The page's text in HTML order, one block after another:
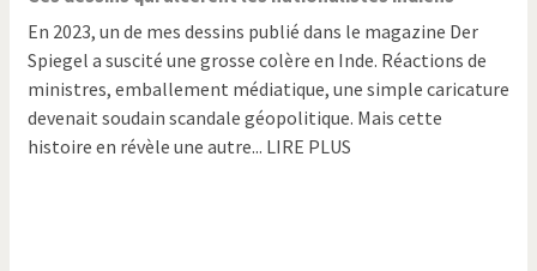
En 2023, un de mes dessins publié dans le magazine Der
Spiegel a suscité une grosse colère en Inde. Réactions de
ministres, emballement médiatique, une simple caricature
devenait soudain scandale géopolitique. Mais cette
histoire en révèle une autre... LIRE PLUS